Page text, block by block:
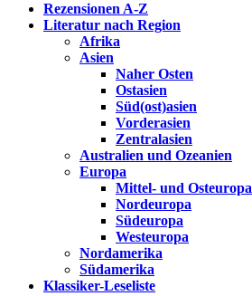
Wissenstagebuch
Eine Gabel für die Suppe der Weisheit
Rezensionen A-Z
Literatur nach Region
Afrika
Asien
Naher Osten
Ostasien
Süd(ost)asien
Vorderasien
Zentralasien
Australien und Ozeanien
Europa
Mittel- und Osteuropa
Nordeuropa
Südeuropa
Westeuropa
Nordamerika
Südamerika
Klassiker-Leseliste